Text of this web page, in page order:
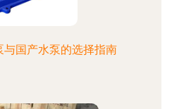
与国产水泵的选择指南